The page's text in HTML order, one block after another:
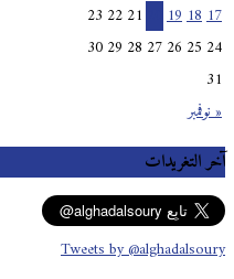
« نوفمبر
17
18
19
20
21
22
23
24
25
26
27
28
29
30
31
آخر التغريدات
Tweets by @alghadalsoury